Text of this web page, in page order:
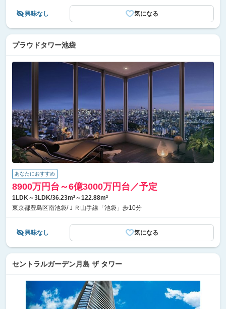
興味なし 気になる
プラウドタワー池袋
あなたにおすすめ
8900万円台～6億3000万円台／予定
1LDK～3LDK/36.23m²～122.88m²
東京都豊島区南池袋/ＪＲ山手線「池袋」歩10分
興味なし 気になる
セントラルガーデン月島 ザ タワー